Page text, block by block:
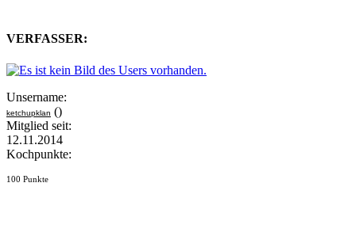
VERFASSER:
Unsername:
ketchupklan ()
Mitglied seit:
12.11.2014
Kochpunkte:
100 Punkte